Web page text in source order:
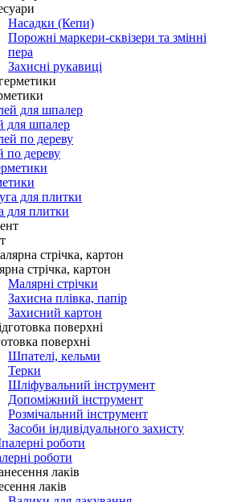
Насадки (Кепи)
Порожні маркери-сквізери та змінні
пера
Захисні рукавиці
для шпалер
по дереву
для плитки
стрічка, картон
Малярні стрічки
Захисна плівка, папір
Захисний картон
поверхні
Шпателі, кельми
Терки
Шліфувальний інструмент
Допоміжний інструмент
Розмічальний інструмент
Засоби індивідуального захисту
роботи
лаків